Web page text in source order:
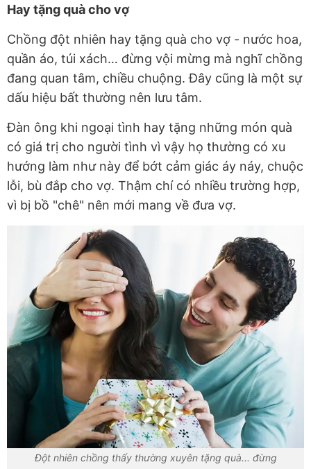
Hay tặng quà cho vợ
Chồng đột nhiên hay tặng quà cho vợ - nước hoa,
quần áo, túi xách… đừng vội mừng mà nghĩ chồng
đang quan tâm, chiều chuộng. Đây cũng là một sự
dấu hiệu bất thường nên lưu tâm.
Đàn ông khi ngoại tình hay tặng những món quà
có giá trị cho người tình vì vậy họ thường có xu
hướng làm như này để bớt cảm giác áy náy, chuộc
lỗi, bù đắp cho vợ. Thậm chí có nhiều trường hợp,
vì bị bồ "chê" nên mới mang về đưa vợ.
Đột nhiên chồng thấy thường xuyên tặng quà... đừng